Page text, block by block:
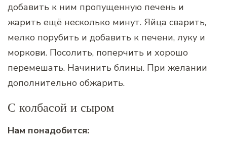
добавить к ним пропущенную печень и
жарить ещё несколько минут. Яйца сварить,
мелко порубить и добавить к печени, луку и
моркови. Посолить, поперчить и хорошо
перемешать. Начинить блины. При желании
дополнительно обжарить.
С колбасой и сыром
Нам понадобится: